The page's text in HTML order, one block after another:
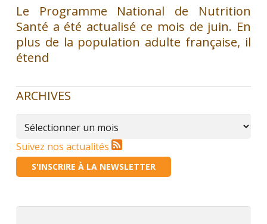
Le Programme National de Nutrition
Santé a été actualisé ce mois de juin. En
plus de la population adulte française, il
étend
ARCHIVES
Archives
Suivez nos actualités
S'INSCRIRE À LA NEWSLETTER